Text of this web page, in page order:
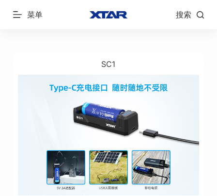
跳
菜单 搜索
SC1